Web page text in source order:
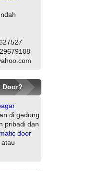
Door?
di gedung
pribadi dan
door